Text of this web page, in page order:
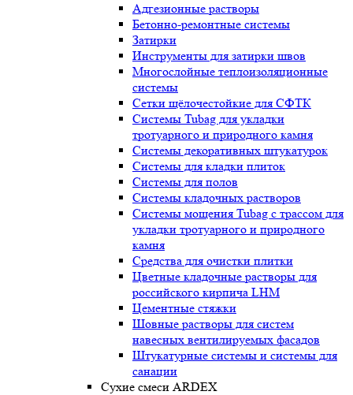
Адгезионные растворы
Бетонно-ремонтные системы
Затирки
Инструменты для затирки швов
Многослойные теплоизоляционные
системы
Сетки щёлочестойкие для СФТК
Системы Tubag для укладки
тротуарного и природного камня
Системы декоративных штукатурок
Системы для кладки плиток
Системы для полов
Системы кладочных растворов
Системы мощения Tubag с трассом для
укладки тротуарного и природного
камня
Средства для очистки плитки
Цветные кладочные растворы для
российского кирпича LHM
Цементные стяжки
Шовные растворы для систем
навесных вентилируемых фасадов
Штукатурные системы и системы для
санации
Сухие смеси ARDEX